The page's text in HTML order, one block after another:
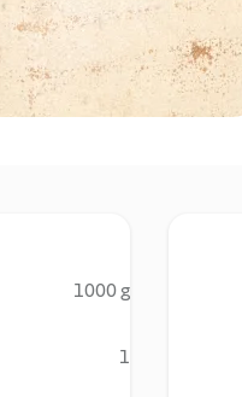
1000 g
1